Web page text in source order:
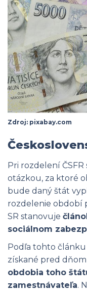
Zdroj: pixabay.com
Pri rozdelení
otázkou, za ktoré
bude daný štát
rozdelenie období
SR stanovuje
sociálnom
Podľa tohto článku
získané pred
obdobia toho
zamestnávateľa.